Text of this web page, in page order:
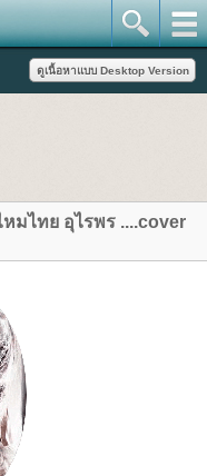
มไทย อุไรพร ....cover